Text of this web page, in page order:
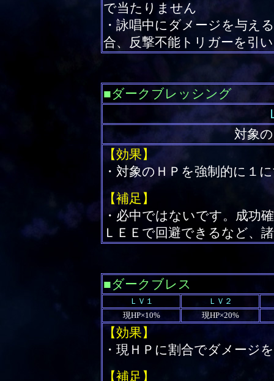
で当たりません
・詠唱中にダメージを与え
合、反撃不能トリガーを引
■ダークブレッシング
対象
【効果】
・対象のＨＰを強制的に１
【補足】
・必中ではないです。成功
ＬＥＥで回避できるなど、
■ダークブレス
ＬＶ１
ＬＶ２
現HP×10%
現HP×20%
【効果】
・現ＨＰに割合でダメージ
【補足】